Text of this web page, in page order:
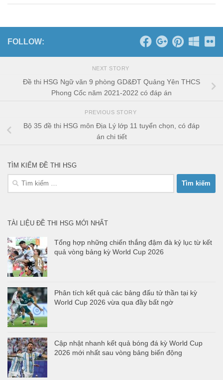
FOLLOW:
NEXT STORY
Đề thi HSG Ngữ văn 9 phòng GD&ĐT Quảng Yên THCS
Phong Cốc năm 2021-2022 có đáp án
PREVIOUS STORY
Bộ 35 đề thi HSG môn Địa Lý lớp 11 tuyển chọn, có đáp
án chi tiết
TÌM KIẾM ĐỀ THI HSG
Tìm
TÀI LIỆU ĐỀ THI HSG MỚI NHẤT
Tổng hợp những chiến thắng đậm đà kỷ lục từ kết
quả vòng bảng kỳ World Cup 2026
Phân tích kết quả các bảng đấu tử thần tại kỳ
World Cup 2026 vừa qua đầy bất ngờ
Cập nhật nhanh kết quả bóng đá kỳ World Cup
2026 mới nhất sau vòng bảng biến động